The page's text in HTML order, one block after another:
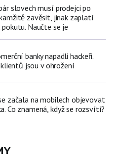
slovech musí prodejci po
zavěsit, jinak zaplatí
Naučte se je
banky napadli hackeři.
jsou v ohrožení
začala na mobilech objevovat
Co znamená, když se rozsvítí?